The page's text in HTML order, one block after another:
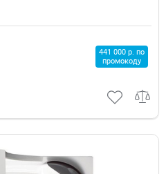
441 000 р. по
промокоду